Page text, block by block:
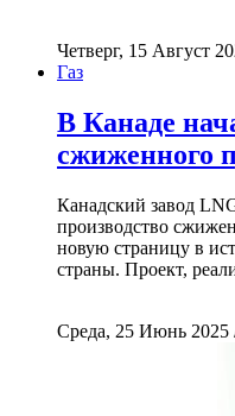
Четверг, 15 Август
Газ
В Канаде
сжиженного
Канадский завод
производство
новую страницу в
страны. Проект,
Среда, 25 Июнь 2025